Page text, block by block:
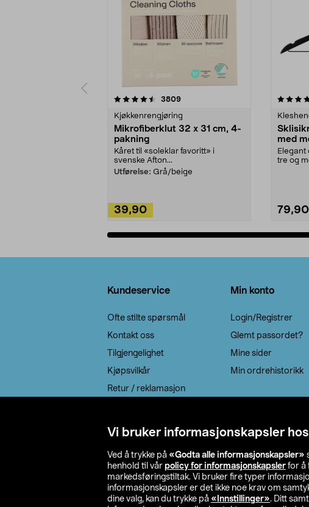
Vi bruker informasjonskapsler
Ved å trykke på «Godta alle informasjonskapsler»
henhold til vår policy for informasjonskapsler for å
markedsføringstiltak. Vi bruker fire typer
informasjonskapsler er det ikke noe krav om
dine valg, kan du trykke på «Innstillinger». Ditt
3809anmeldelser
Kjøkkenrengjøring
Mikrofiberklut 32 x 31 cm, 4-
pakning
Kåret til «soleklar favoritt» i
svenske Afton...
Utførelse: Grå/beige
39,90
4.5av 5 stjerner
med
Elegant
tre og
79,90
Kundeservice
Ofte stilte spørsmål
Kontakt oss
Tilgjengelighet
Kjøpsvilkår
Retur / reklamasjon
Min konto
Login/Registrer
Glemt passordet?
Mine sider
Min ordrehistorikk